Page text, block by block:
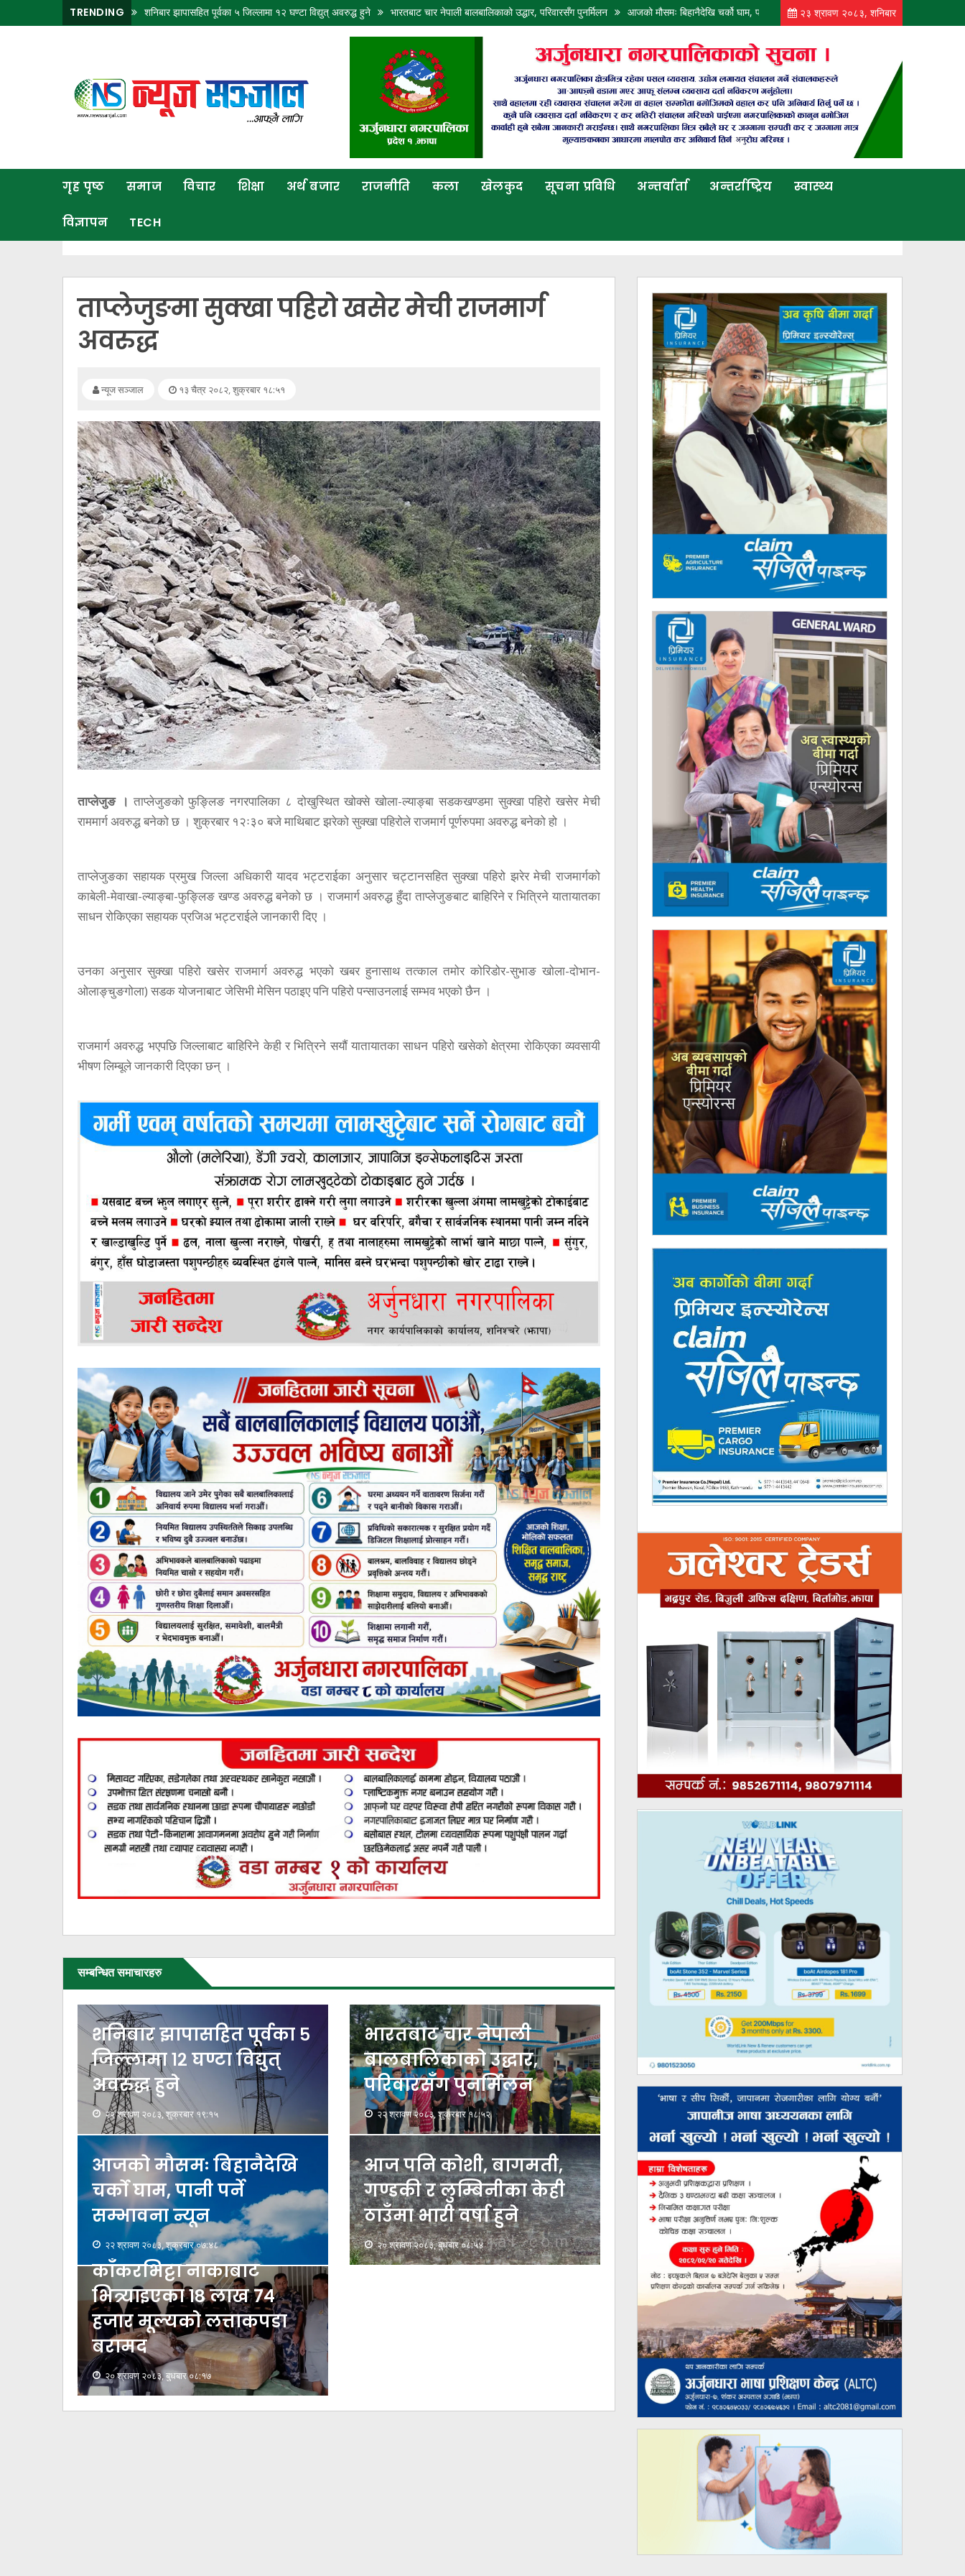
TRENDING शनिबार झापासहित पूर्वका ५ जिल्लामा १२ घण्टा विद्युत् अवरुद्ध हुने भारतबाट चार नेपाली बालबालिकाको उद्धार, परिवारसँग पुनर्मिलन आजको मौसमः बिहानैदेखि चर्को घाम, पानी पर्ने सम्भावना न्यून आज पनि कोशी, बागमती, गण्डकी
२३ श्रावण २०८३, शनिबार
गृह पृष्ठ समाज विचार शिक्षा अर्थ बजार राजनीति कला खेलकुद सूचना प्रविधि अन्तर्वार्ता अन्तर्राष्ट्रिय स्वास्थ्य
विज्ञापन TECH
ताप्लेजुङमा सुक्खा पहिरो खसेर मेची राजमार्ग
अवरुद्ध
न्यूज सञ्जाल १३ चैत्र २०८२, शुक्रबार १८:५१
ताप्लेजुङ । ताप्लेजुङको फुङ्लिङ नगरपालिका ८ दोखुस्थित खोक्से खोला-ल्याङ्बा सडकखण्डमा सुक्खा पहिरो खसेर मेची
राममार्ग अवरुद्ध बनेको छ । शुक्रबार १२ः३० बजे माथिबाट झरेको सुक्खा पहिरोले राजमार्ग पूर्णरुपमा अवरुद्ध बनेको हो ।
ताप्लेजुङका सहायक प्रमुख जिल्ला अधिकारी यादव भट्टराईका अनुसार चट्टानसहित सुक्खा पहिरो झरेर मेची राजमार्गको
काबेली-मेवाखा-ल्याङ्बा-फुङ्लिङ खण्ड अवरुद्ध बनेको छ । राजमार्ग अवरुद्ध हुँदा ताप्लेजुङबाट बाहिरिने र भित्रिने यातायातका
साधन रोकिएका सहायक प्रजिअ भट्टराईले जानकारी दिए ।
उनका अनुसार सुक्खा पहिरो खसेर राजमार्ग अवरुद्ध भएको खबर हुनासाथ तत्काल तमोर कोरिडोर-सुभाङ खोला-दोभान-
ओलाङ्चुङगोला) सडक योजनाबाट जेसिभी मेसिन पठाइए पनि पहिरो पन्साउनलाई सम्भव भएको छैन ।
राजमार्ग अवरुद्ध भएपछि जिल्लाबाट बाहिरिने केही र भित्रिने सयौं यातायातका साधन पहिरो खसेको क्षेत्रमा रोकिएका व्यवसायी
भीषण लिम्बूले जानकारी दिएका छन् ।
सम्बन्धित समाचारहरु
शनिबार झापासहित पूर्वका ५
जिल्लामा १२ घण्टा विद्युत्
अवरुद्ध हुने
२२ श्रावण २०८३, शुक्रबार १९:१५
भारतबाट चार नेपाली
बालबालिकाको उद्धार,
परिवारसँग पुनर्मिलन
२२ श्रावण २०८३, शुक्रबार १८:५२
आजको मौसमः बिहानैदेखि
चर्को घाम, पानी पर्ने
सम्भावना न्यून
२२ श्रावण २०८३, शुक्रबार ०७:४८
आज पनि कोशी, बागमती,
गण्डकी र लुम्बिनीका केही
ठाउँमा भारी वर्षा हुने
२० श्रावण २०८३, बुधबार ०८:५४
काँकरभिट्टा नाकाबाट
भित्र्याइएका १८ लाख ७४
हजार मूल्यकाे लत्ताकपडा
बरामद
२० श्रावण २०८३, बुधबार ०८:१७
राजनीति